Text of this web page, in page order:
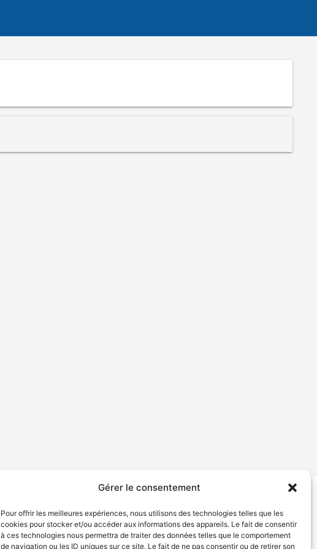
Gérer le consentement
Pour offrir les meilleures expériences, nous utilisons des technologies telles que les
cookies pour stocker et/ou accéder aux informations des appareils. Le fait de consentir
à ces technologies nous permettra de traiter des données telles que le comportement
de navigation ou les ID uniques sur ce site. Le fait de ne pas consentir ou de retirer son
Déclaration de services Politique de confidentialité